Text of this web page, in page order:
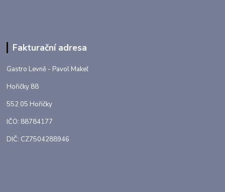
Fakturační adresa
Gastro Levně - Pavol Makeľ
Hořičky 88
552 05 Hořičky
IČO: 88784177
DIČ: CZ7504288946